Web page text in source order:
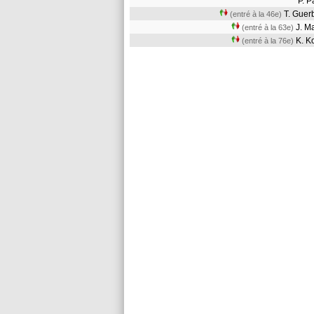
(entré à la 46e) T.
(entré à la 63e) J.
(entré à la 76e) K.